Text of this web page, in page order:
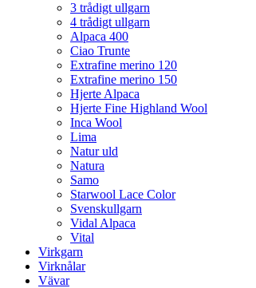
3 trådigt ullgarn
4 trådigt ullgarn
Alpaca 400
Ciao Trunte
Extrafine merino 120
Extrafine merino 150
Hjerte Alpaca
Hjerte Fine Highland Wool
Inca Wool
Lima
Natur uld
Natura
Samo
Starwool Lace Color
Svenskullgarn
Vidal Alpaca
Vital
Virkgarn
Virknålar
Vävar